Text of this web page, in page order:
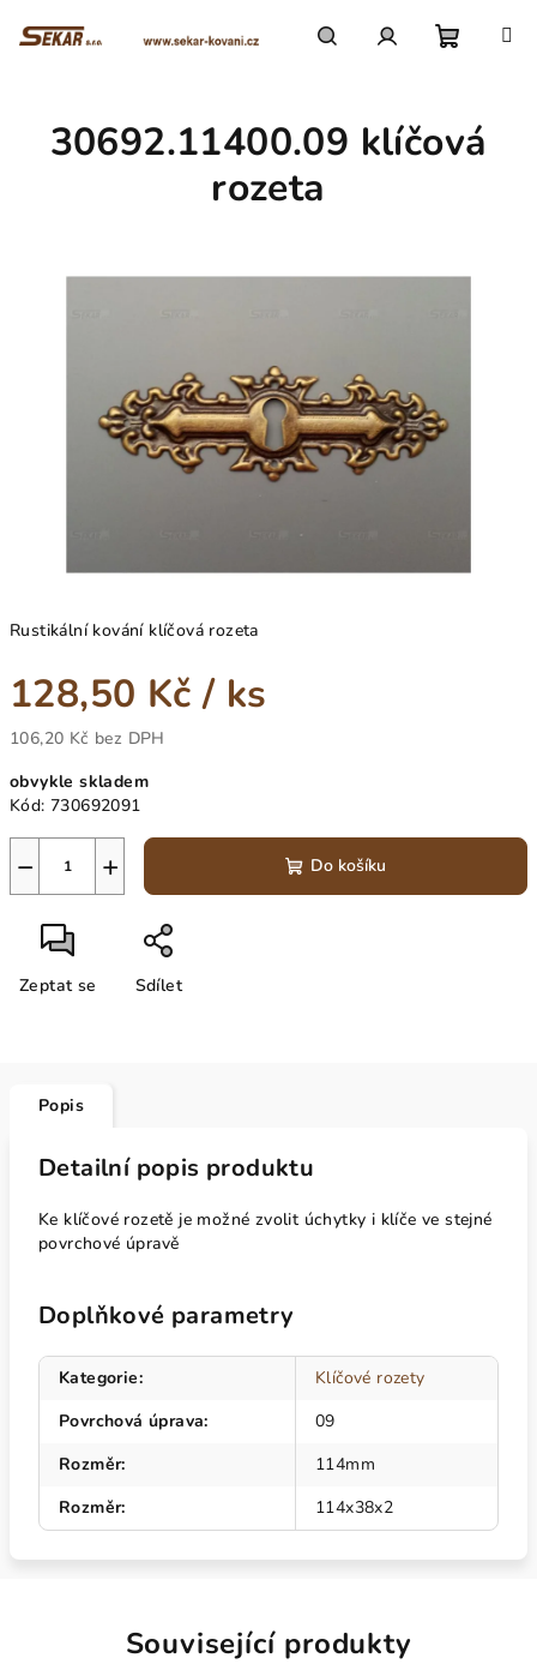
košík
Rustikální kování klíčová rozeta
128,50 Kč/ ks
106,20 Kč bez DPH
cena:
obvykle skladem
Kód: 730692091
+
− Do košíku
Zeptat se Sdílet
30692.11400.09 klíčová
rozeta
Popis
Detailní popis produktu
Ke klíčové rozetě je možné zvolit úchytky i klíče ve stejné
povrchové úpravě
Doplňkové parametry
Kategorie:
Klíčové rozety
Povrchová úprava:
09
Rozměr:
114mm
Rozměr: 114x38x2
Související produkty